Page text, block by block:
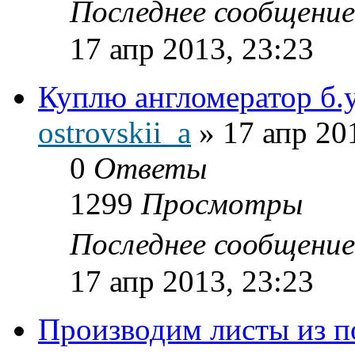
Последнее
17 апр 2013, 23:23
Куплю англомератор
ostrovskii_a » 17 апр
0 Ответы
1299 Просмотры
Последнее
17 апр 2013, 23:23
Производим листы из